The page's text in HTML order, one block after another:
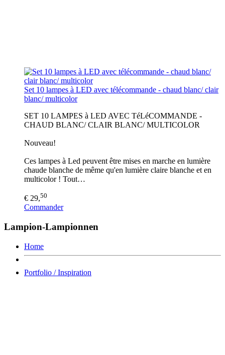
Set 10 lampes à LED avec télécommande - chaud blanc/ clair
blanc/ multicolor
SET 10 LAMPES à LED AVEC TéLéCOMMANDE -
CHAUD BLANC/ CLAIR BLANC/ MULTICOLOR
Nouveau!
Ces lampes à Led peuvent être mises en marche en lumière
chaude blanche de même qu'en lumière claire blanche et en
multicolor ! Tout…
€ 29,50
Commander
Lampion-Lampionnen
Home
Portfolio / Inspiration